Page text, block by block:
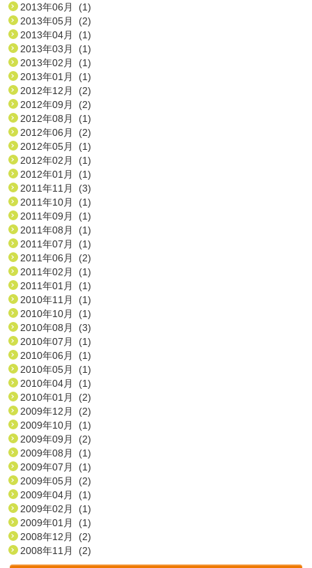
2013年06月 (1)
2013年05月 (2)
2013年04月 (1)
2013年03月 (1)
2013年02月 (1)
2013年01月 (1)
2012年12月 (2)
2012年09月 (2)
2012年08月 (1)
2012年06月 (2)
2012年05月 (1)
2012年02月 (1)
2012年01月 (1)
2011年11月 (3)
2011年10月 (1)
2011年09月 (1)
2011年08月 (1)
2011年07月 (1)
2011年06月 (2)
2011年02月 (1)
2011年01月 (1)
2010年11月 (1)
2010年10月 (1)
2010年08月 (3)
2010年07月 (1)
2010年06月 (1)
2010年05月 (1)
2010年04月 (1)
2010年01月 (2)
2009年12月 (2)
2009年10月 (1)
2009年09月 (2)
2009年08月 (1)
2009年07月 (1)
2009年05月 (2)
2009年04月 (1)
2009年02月 (1)
2009年01月 (1)
2008年12月 (2)
2008年11月 (2)